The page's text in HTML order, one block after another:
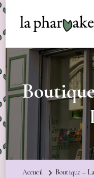
Accueil Boutique –